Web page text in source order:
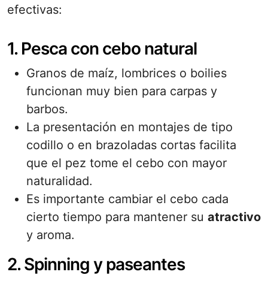
efectivas:
1. Pesca con cebo natural
Granos de maíz, lombrices o boilies
funcionan muy bien para carpas y
barbos.
La presentación en montajes de tipo
codillo o en brazoladas cortas facilita
que el pez tome el cebo con mayor
naturalidad.
Es importante cambiar el cebo cada
cierto tiempo para mantener su atractivo
y aroma.
2. Spinning y paseantes